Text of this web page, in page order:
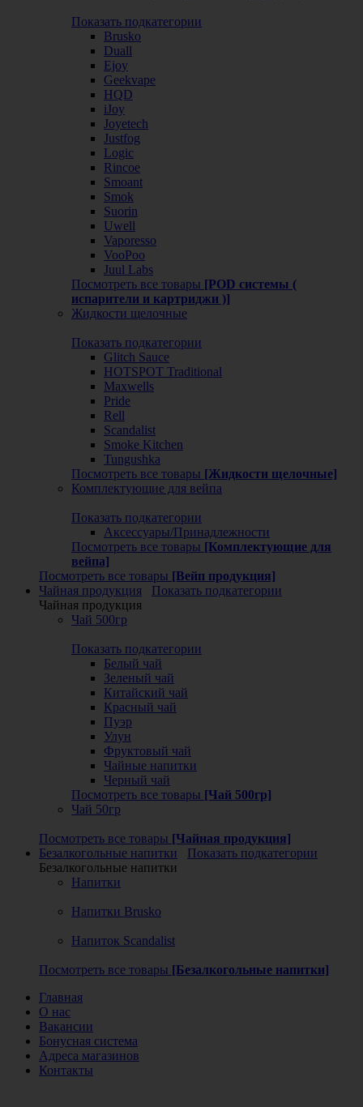
Показать подкатегории
Brusko
Duall
Ejoy
Geekvape
HQD
iJoy
Joyetech
Justfog
Logic
Rincoe
Smoant
Smok
Suorin
Uwell
Vaporesso
VooPoo
Juul Labs
Посмотреть все товары [POD системы (
испарители и картриджи )]
Жидкости щелочные
Показать подкатегории
Glitch Sauce
HOTSPOT Traditional
Maxwells
Pride
Rell
Scandalist
Smoke Kitchen
Tungushka
Посмотреть все товары [Жидкости щелочные]
Комплектующие для вейпа
Показать подкатегории
Аксессуары/Принадлежности
Посмотреть все товары [Комплектующие для
вейпа]
Посмотреть все товары [Вейп продукция]
Чайная продукция
Показать подкатегории
Чайная продукция
Чай 500гр
Показать подкатегории
Белый чай
Зеленый чай
Китайский чай
Красный чай
Пуэр
Улун
Фруктовый чай
Чайные напитки
Черный чай
Посмотреть все товары [Чай 500гр]
Чай 50гр
Посмотреть все товары [Чайная продукция]
Безалкогольные напитки
Показать подкатегории
Безалкогольные напитки
Напитки
Напитки Brusko
Напиток Scandalist
Посмотреть все товары [Безалкогольные напитки]
Главная
О нас
Вакансии
Бонусная система
Адреса магазинов
Контакты